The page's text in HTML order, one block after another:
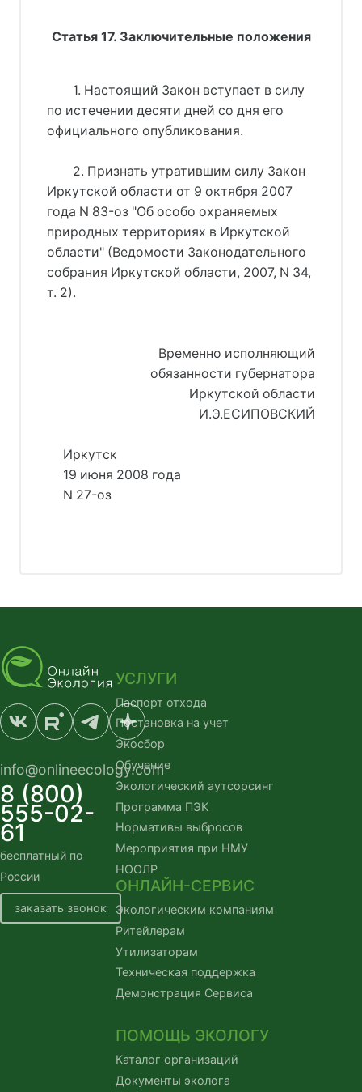
Статья 17. Заключительные положения
1. Настоящий Закон вступает в силу
по истечении десяти дней со дня его
официального опубликования.
2. Признать утратившим силу Закон
Иркутской области от 9 октября 2007
года N 83-оз "Об особо охраняемых
природных территориях в Иркутской
области" (Ведомости Законодательного
собрания Иркутской области, 2007, N 34,
т. 2).
Временно исполняющий
обязанности губернатора
Иркутской области
И.Э.ЕСИПОВСКИЙ
Иркутск
19 июня 2008 года
N 27-оз
info@onlineecology.com
8 (800)
555-02-
61
бесплатный по
России
заказать звонок
УСЛУГИ
Паспорт отхода
Постановка на учет
Экосбор
Обучение
Экологический аутсорсинг
Программа ПЭК
Нормативы выбросов
Мероприятия при НМУ
НООЛР
ОНЛАЙН-СЕРВИС
Экологическим компаниям
Ритейлерам
Утилизаторам
Техническая поддержка
Демонстрация Сервиса
ПОМОЩЬ ЭКОЛОГУ
Каталог организаций
Документы эколога